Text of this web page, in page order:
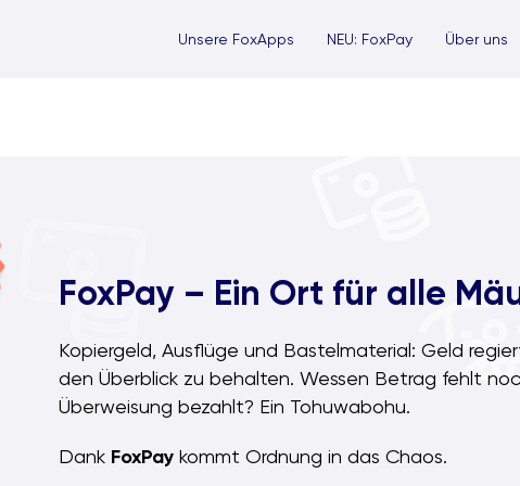
Unsere FoxApps NEU: FoxPay Über uns
FoxPay – Ein Ort für alle
Kopiergeld, Ausflüge und Bastelmaterial: Geld
den Überblick zu behalten. Wessen Betrag fehlt
Überweisung bezahlt? Ein Tohuwabohu.
Dank FoxPay kommt Ordnung in das Chaos.